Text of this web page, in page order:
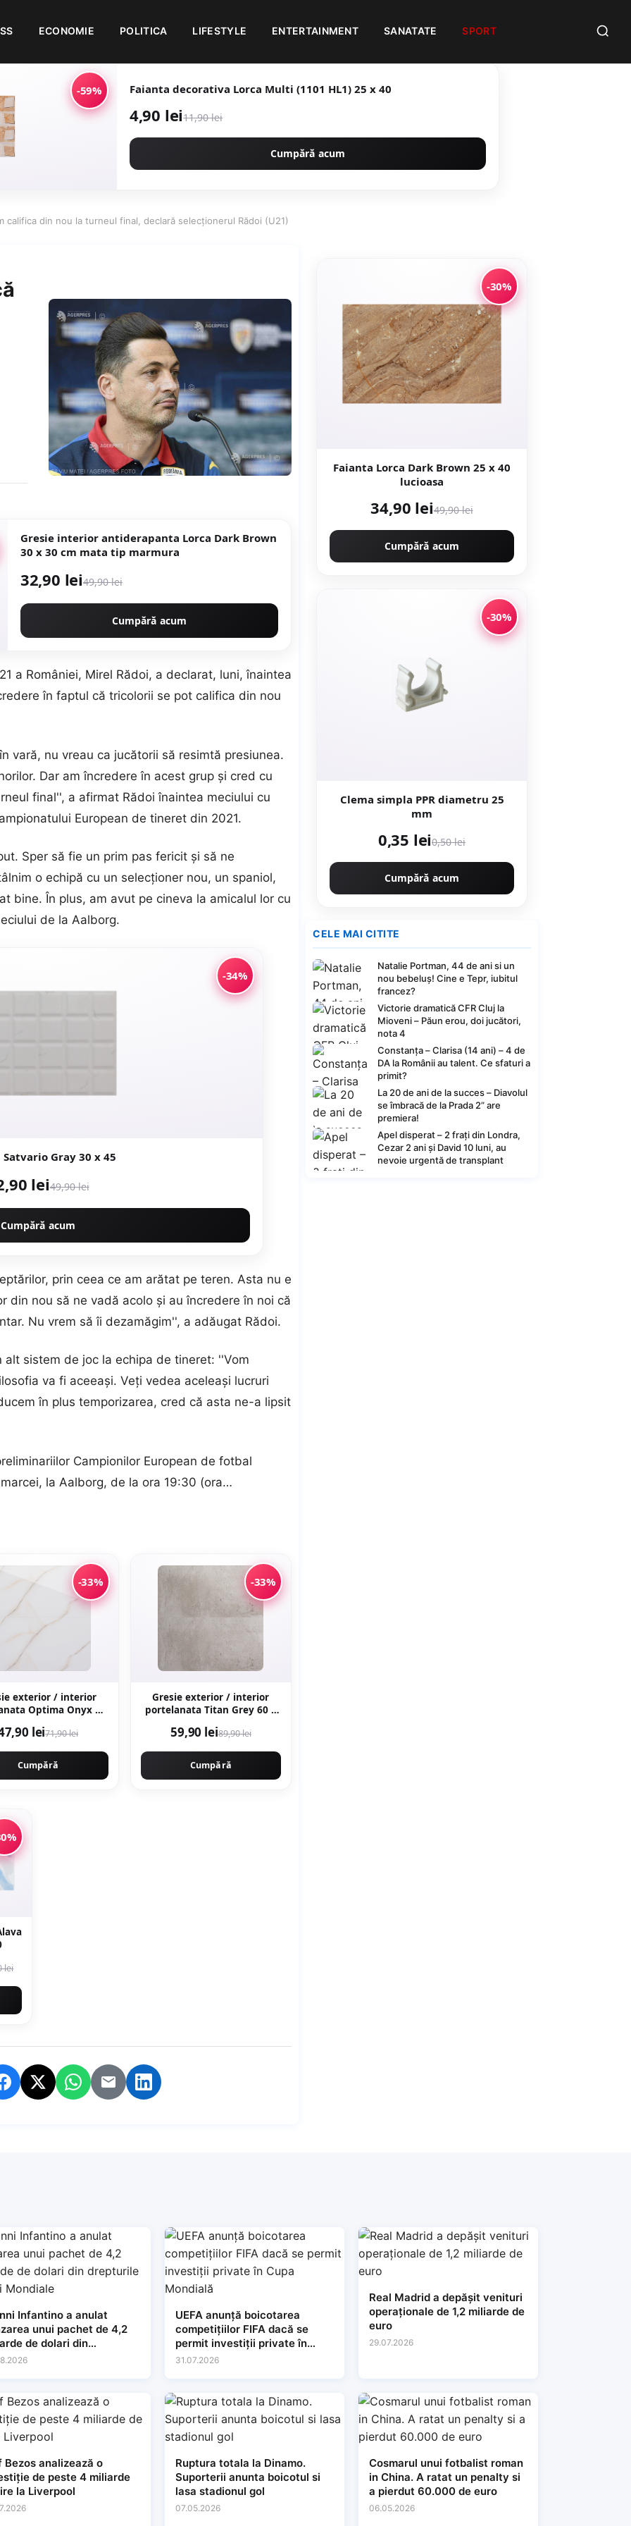
ECONOMIE POLITICA LIFESTYLE ENTERTAINMENT SANATATE SPORT
-59% Faianta decorativa Lorca Multi (1101 HL1) 25 x 40
4,90 lei11,90 lei
Cumpără acum
califica din nou la turneul final, declară selecţionerul Rădoi (U21)
Gresie interior antiderapanta Lorca Dark Brown
30 x 30 cm mata tip marmura
32,90 lei49,90 lei
Cumpără acum
a României, Mirel Rădoi, a declarat, luni, înaintea
în faptul că tricolorii se pot califica din nou
vară, nu vreau ca jucătorii să resimtă presiunea.
Dar am încredere în acest grup şi cred cu
final'', a afirmat Rădoi înaintea meciului cu
European de tineret din 2021.
Sper să fie un prim pas fericit şi să ne
o echipă cu un selecţioner nou, un spaniol,
bine. În plus, am avut pe cineva la amicalul lor cu
de la Aalborg.
-34%
Faianta Satvario Gray 30 x 45
lei49,90 lei
Cumpără acum
prin ceea ce am arătat pe teren. Asta nu e
din nou să ne vadă acolo şi au încredere în noi că
Nu vrem să îi dezamăgim'', a adăugat Rădoi.
sistem de joc la echipa de tineret: ''Vom
va fi aceeaşi. Veţi vedea aceleaşi lucruri
în plus temporizarea, cred că asta ne-a lipsit
Campionilor European de fotbal
la Aalborg, de la ora 19:30 (ora…
-33%
exterior / interior
Optima Onyx 60
tip marmura
lei71,90 lei
Cumpără
-33%
Gresie exterior / interior
portelanata Titan Grey 60 x
aspect ciment
59,90 lei89,90 lei
Cumpără
lei
-30%
Faianta Lorca Dark Brown 25 x 40
lucioasa
34,90 lei49,90 lei
Cumpără acum
-30%
Clema simpla PPR diametru 25
mm
0,35 lei0,50 lei
Cumpără acum
CELE MAI CITITE
Natalie Portman, 44 de ani si un
nou bebeluș! Cine e Tepr, iubitul
francez?
Victorie dramatică CFR Cluj la
Mioveni – Păun erou, doi jucători,
nota 4
Constanța – Clarisa (14 ani) – 4 de
DA la Românii au talent. Ce sfaturi a
primit?
La 20 de ani de la succes – Diavolul
se îmbracă de la Prada 2” are
premiera!
Apel disperat – 2 frați din Londra,
Cezar 2 ani și David 10 luni, au
nevoie urgentă de transplant
Infantino a anulat
unui pachet de 4,2
de dolari din
Cupei Mondiale
UEFA anunță boicotarea
competițiilor FIFA dacă se
permit investiții private în
Cupa Mondială
31.07.2026
Real Madrid a depășit venituri
operaționale de 1,2 miliarde de
euro
29.07.2026
Bezos analizează o
de peste 4 miliarde
la Liverpool
Ruptura totala la Dinamo.
Suporterii anunta boicotul si
lasa stadionul gol
07.05.2026
Cosmarul unui fotbalist roman
in China. A ratat un penalty si
a pierdut 60.000 de euro
06.05.2026